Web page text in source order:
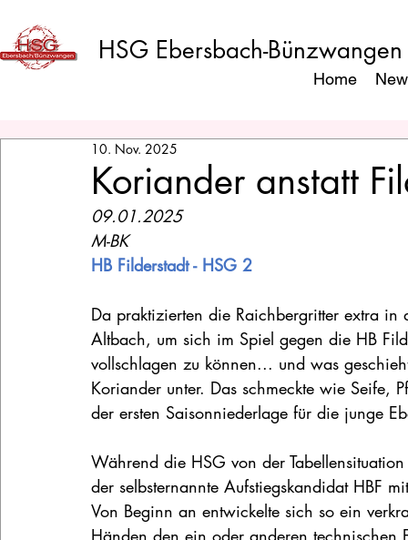
HSG Ebersbach-Bünzwangen
Home
Koriander anstatt
10. Nov. 2025
09.01.2025
M-BK
HB Filderstadt - HSG 2
Da praktizierten die Raichbergritter extra
Altbach, um sich im Spiel gegen die HB
vollschlagen zu können... und was
Koriander unter. Das schmeckte wie Seife,
der ersten Saisonniederlage für die junge
Während die HSG von der
der selbsternannte Aufstiegskandidat HBF
Von Beginn an entwickelte sich so ein
Händen den ein oder anderen